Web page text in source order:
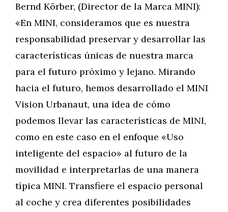
Bernd Körber, (Director de la Marca MINI):
«En MINI, consideramos que es nuestra
responsabilidad preservar y desarrollar las
características únicas de nuestra marca
para el futuro próximo y lejano. Mirando
hacia el futuro, hemos desarrollado el MINI
Vision Urbanaut, una idea de cómo
podemos llevar las características de MINI,
como en este caso en el enfoque «Uso
inteligente del espacio» al futuro de la
movilidad e interpretarlas de una manera
típica MINI. Transfiere el espacio personal
al coche y crea diferentes posibilidades